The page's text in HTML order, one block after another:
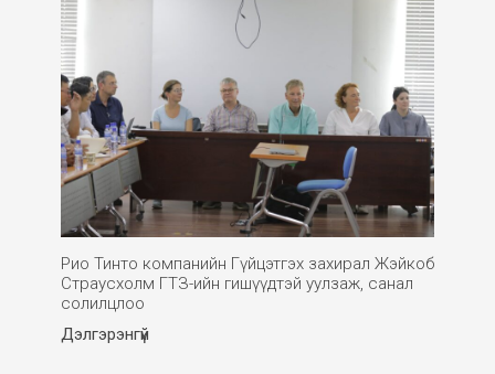
Рио Тинто компанийн Гүйцэтгэх захирал Жэйкоб
Страусхолм ГТЗ-ийн гишүүдтэй уулзаж, санал
солилцлоо
Дэлгэрэнгүй